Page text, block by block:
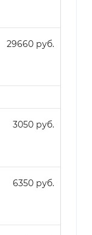
29660 руб.
3050 руб.
6350 руб.